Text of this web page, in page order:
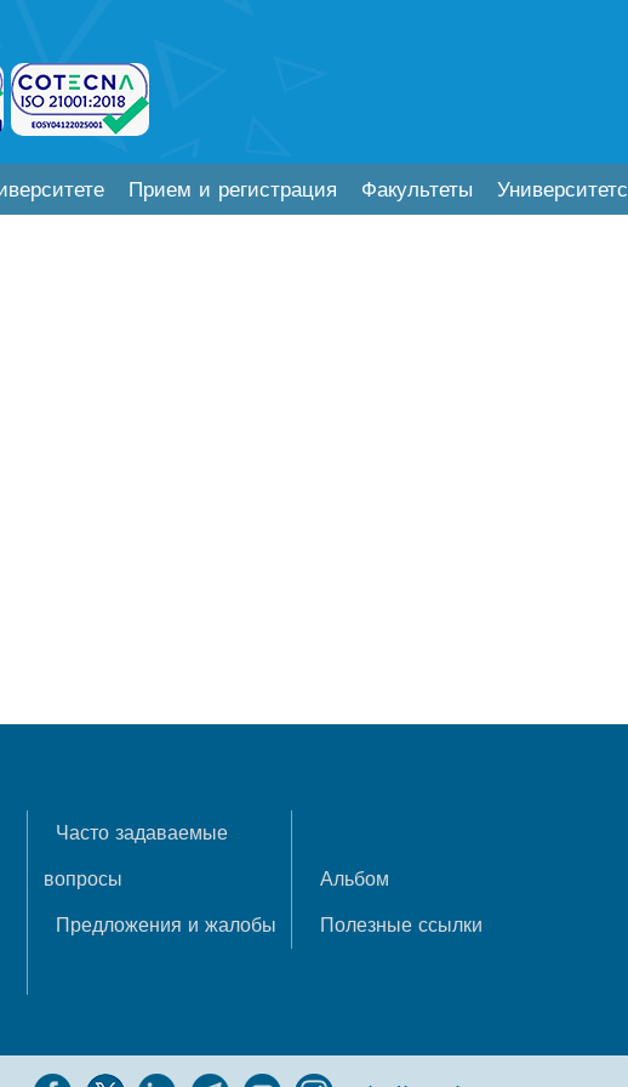
Прием и регистрация Факультеты
Часто задаваемые
вопросы
Альбом
Предложения и жалобы
Полезные ссылки